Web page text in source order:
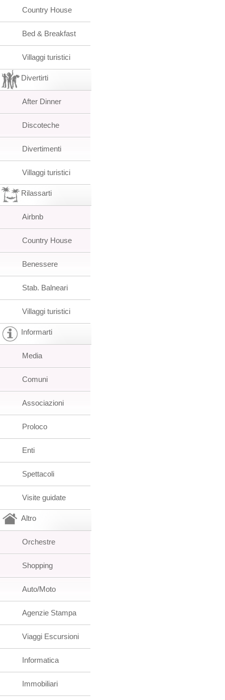
Country House
Bed & Breakfast
Villaggi turistici
Divertirti
After Dinner
Discoteche
Divertimenti
Villaggi turistici
Rilassarti
Airbnb
Country House
Benessere
Stab. Balneari
Villaggi turistici
Informarti
Media
Comuni
Associazioni
Proloco
Enti
Spettacoli
Visite guidate
Altro
Orchestre
Shopping
Auto/Moto
Agenzie Stampa
Viaggi Escursioni
Informatica
Immobiliari